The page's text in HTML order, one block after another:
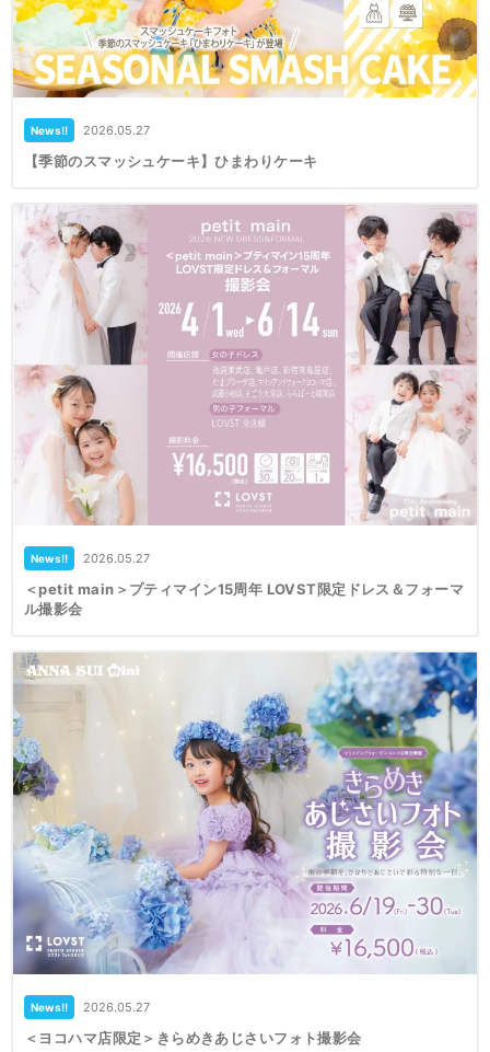
News!! 2026.05.27
【季節のスマッシュケーキ】ひまわりケーキ
News!! 2026.05.27
＜petit main＞プティマイン15周年 LOVST限定ドレス＆フォーマ
ル撮影会
News!! 2026.05.27
＜ヨコハマ店限定＞きらめきあじさいフォト撮影会